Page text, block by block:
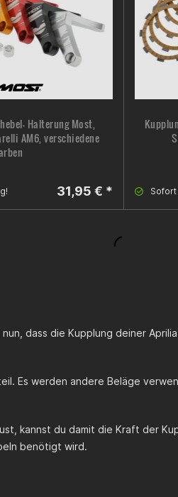
Halterung Most,
AM6, verschiedene
31,95 € *
dass die Kupplung deiner
Es werden andere Beläge
kannst du damit die Kraft der
benötigt wird.